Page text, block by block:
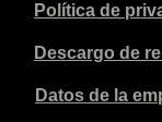
Política de
Descargo de
Datos de la